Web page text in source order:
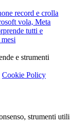
record e crolla
vola, Meta
tutti e
e strumenti
Cookie Policy
strumenti utili